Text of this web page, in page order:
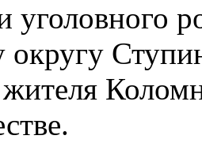
уголовного
округу
жителя